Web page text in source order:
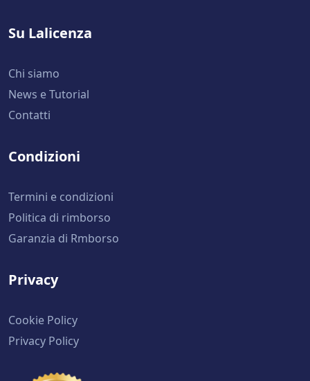
Su Lalicenza
Chi siamo
News e Tutorial
Contatti
Condizioni
Termini e condizioni
Politica di rimborso
Garanzia di Rmborso
Privacy
Cookie Policy
Privacy Policy